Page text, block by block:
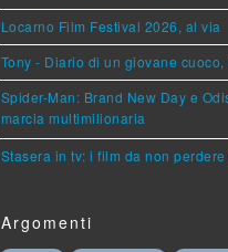
Locarno Film Festival 2026, al via
Tony - Diario di un giovane
Spider-Man: Brand New Day e
marcia multimilionaria
Stasera in tv: i film da non
Argomenti